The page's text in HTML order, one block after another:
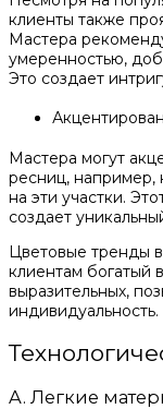
клиенты также
Мастера
умеренностью,
Это создает
Мастера могут
ресниц, например,
на эти участки.
создает
Цветовые тренды
клиентам богатый
выразительных,
индивидуальность.
A. Легкие